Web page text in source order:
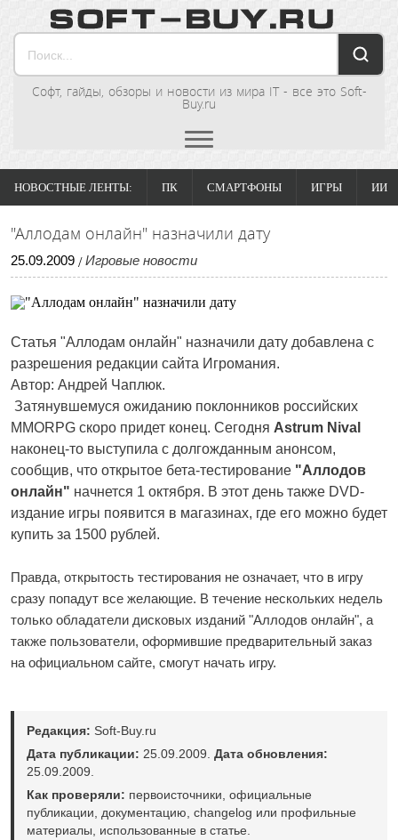
Софт, гайды, обзоры и новости из мира IT - все это Soft-
Buy.ru
НОВОСТНЫЕ ЛЕНТЫ: ПК СМАРТФОНЫ ИГРЫ ИИ
"Аллодам онлайн" назначили дату
25.09.2009 / Игровые новости
Статья "Аллодам онлайн" назначили дату добавлена с
разрешения редакции сайта Игромания.
Автор: Андрей Чаплюк.
Затянувшемуся ожиданию поклонников российских
MMORPG скоро придет конец. Сегодня Astrum Nival
наконец-то выступила с долгожданным анонсом,
сообщив, что открытое бета-тестирование "Аллодов
онлайн" начнется 1 октября. В этот день также DVD-
издание игры появится в магазинах, где его можно будет
купить за 1500 рублей.
Правда, открытость тестирования не означает, что в игру
сразу попадут все желающие. В течение нескольких недель
только обладатели дисковых изданий "Аллодов онлайн", а
также пользователи, оформившие предварительный заказ
на официальном сайте, смогут начать игру.
Редакция: Soft-Buy.ru
Дата публикации: 25.09.2009. Дата обновления:
25.09.2009.
Как проверяли: первоисточники, официальные
публикации, документацию, changelog или профильные
материалы, использованные в статье.